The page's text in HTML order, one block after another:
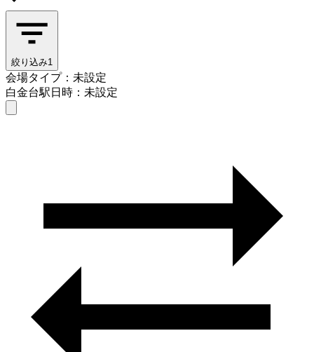
絞り込み1
会場タイプ：未設定
白金台駅日時：未設定